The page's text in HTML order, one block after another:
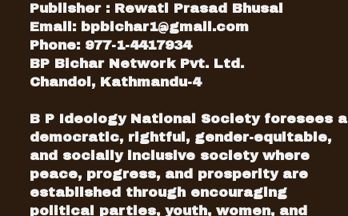
Publisher : Rewati Prasad Bhusal
Email: bpbichar1@gmail.com
Phone: 977-1-4417934
BP Bichar Network Pvt. Ltd.
Chandol, Kathmandu-4
B P Ideology National Society foresees a
democratic, rightful, gender-equitable,
and socially inclusive society where
peace, progress, and prosperity are
established through encouraging
political parties, youth, women, and